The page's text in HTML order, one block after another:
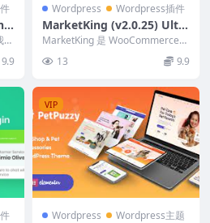
9.9
Wordpress Wordpress插件
MarketKing (v2.0.25) Ulti
mate Multi Vendor Marke
tplace Plugin for WooCom
merce [Activated]
MarketKing 是 WooCommerce
的终极多供应商市场解决方案，
提... 13 9.9
VIP
Wordpress Wordpress主题